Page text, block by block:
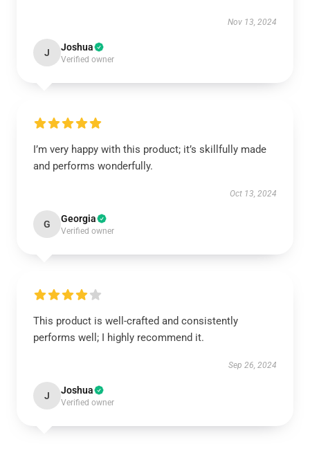
Nov 13, 2024
J Joshua
Verified owner
I’m very happy with this product; it’s skillfully made
and performs wonderfully.
Oct 13, 2024
G Georgia
Verified owner
This product is well-crafted and consistently
performs well; I highly recommend it.
Sep 26, 2024
J Joshua
Verified owner